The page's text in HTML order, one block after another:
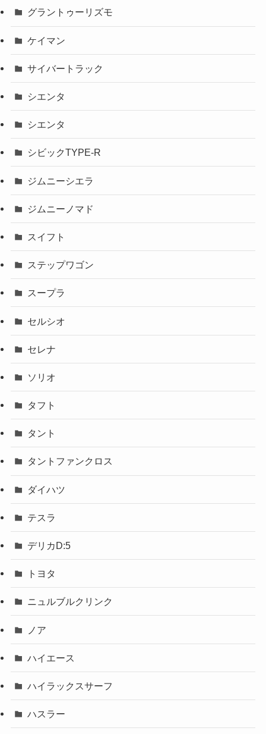
グラントゥーリズモ
ケイマン
サイバートラック
シエンタ
シエンタ
シビックTYPE-R
ジムニーシエラ
ジムニーノマド
スイフト
ステップワゴン
スープラ
セルシオ
セレナ
ソリオ
タフト
タント
タントファンクロス
ダイハツ
テスラ
デリカD:5
トヨタ
ニュルブルクリンク
ノア
ハイエース
ハイラックスサーフ
ハスラー